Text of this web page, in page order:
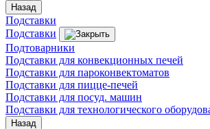
Назад
Подставки
Подставки
Подтоварники
Подставки для конвекционных печей
Подставки для пароконвектоматов
Подставки для пицце-печей
Подставки для посуд. машин
Подставки для технологического
Назад